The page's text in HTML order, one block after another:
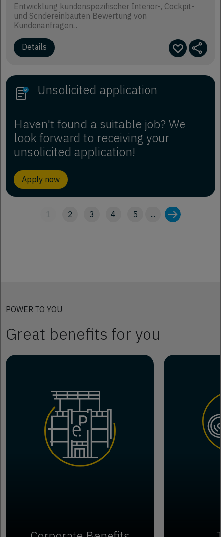
Entwicklung kundenspezifischer Interior-, Cockpit-
und Sondereinbauten Bewertung von
Kundenanfragen...
Details
Unsolicited application
Haven't found a suitable job? We
look forward to receiving your
unsolicited application!
Apply now
1 2 3 4 5 ...
POWER TO YOU
Great benefits for you